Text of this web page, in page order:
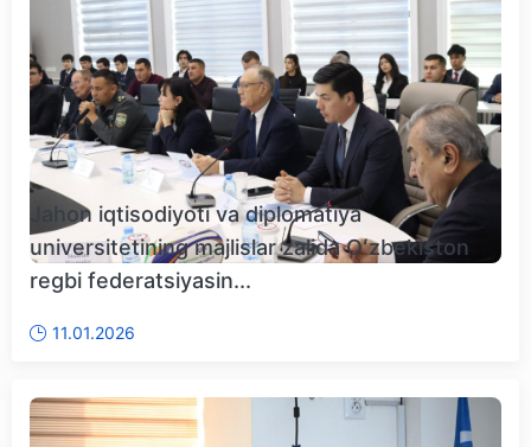
Jahon iqtisodiyoti va diplomatiya
universitetining majlislar zalida Oʻzbekiston
regbi federatsiyasin...
11.01.2026